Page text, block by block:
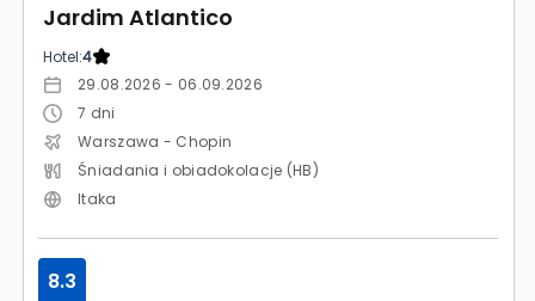
Jardim Atlantico
Hotel:4
29.08.2026 - 06.09.2026
7 dni
Warszawa - Chopin
Śniadania i obiadokolacje (HB)
Itaka
8.3